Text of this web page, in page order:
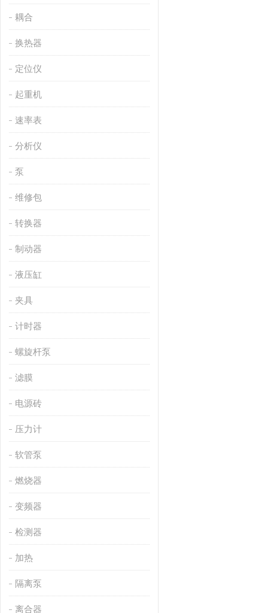
耦合
换热器
定位仪
起重机
速率表
分析仪
泵
维修包
转换器
制动器
液压缸
夹具
计时器
螺旋杆泵
滤膜
电源砖
压力计
软管泵
燃烧器
变频器
检测器
加热
隔离泵
离合器